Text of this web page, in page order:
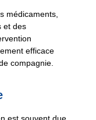
médicaments,
et des
efficace
compagnie.